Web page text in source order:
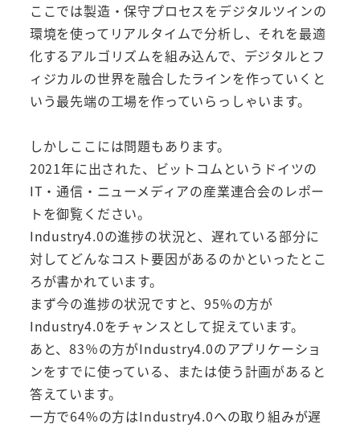
ここでは製造・保守プロセスをデジタルツインの
環境を使ってリアルタイムで分析し、それを最適
化するアルゴリズムを組み込んで、デジタルとフ
ィジカルの世界を融合したラインを作っていくと
いう最先端の工場を作っていらっしゃいます。
しかしここには問題もあります。
2021年に出された、ビットコムというドイツの
IT・通信・ニューメディアの産業連合会のレポー
トを御覧ください。
Industry4.0の進捗の状況と、遅れている部分に
対してどんなコスト要因があるのかといったとこ
ろが書かれています。
まず今の進捗の状況ですと、95%の方が
Industry4.0をチャンスとして捉えています。
あと、83％の方がIndustry4.0のアプリケーショ
ンをすでに使っている、または使う計画があると
答えています。
一方で64%の方はIndustry4.0への取り組みが遅